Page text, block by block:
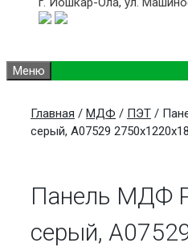
Меню
Главная / МДФ / ПЭТ /
серый, A07529
Панель МДФ
серый,